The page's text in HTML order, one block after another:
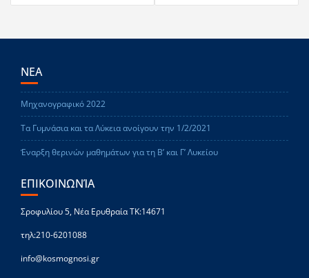
ΝΕΑ
Μηχανογραφικό 2022
Τα Γυμνάσια και τα Λύκεια ανοίγουν την 1/2/2021
Έναρξη θερινών μαθημάτων για τη Β’ και Γ’ Λυκείου
ΕΠΙΚΟΙΝΩΝΊΑ
Σροφυλίου 5, Νέα Ερυθραία ΤΚ:14671
τηλ:210-6201088
info@kosmognosi.gr